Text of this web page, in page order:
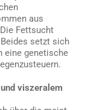
aus
Fettsucht
setzt sich
eine genetische
viszeralem